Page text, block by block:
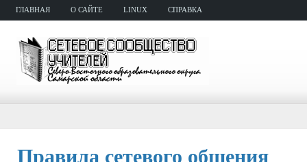
ГЛАВНАЯ О САЙТЕ LINUX СПРАВКА
Правила сетевого общения